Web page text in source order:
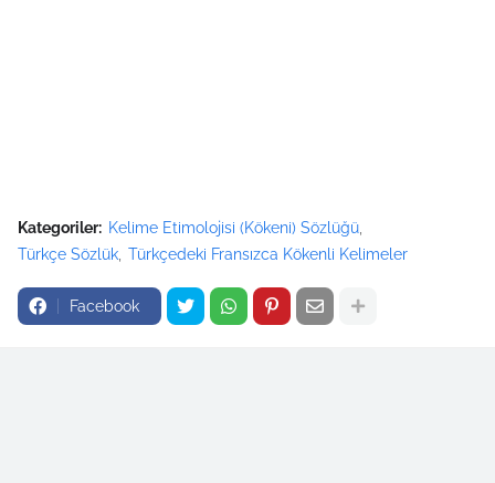
Kategoriler: Kelime Etimolojisi (Kökeni) Sözlüğü
Türkçe Sözlük Türkçedeki Fransızca Kökenli Kelimeler
Facebook